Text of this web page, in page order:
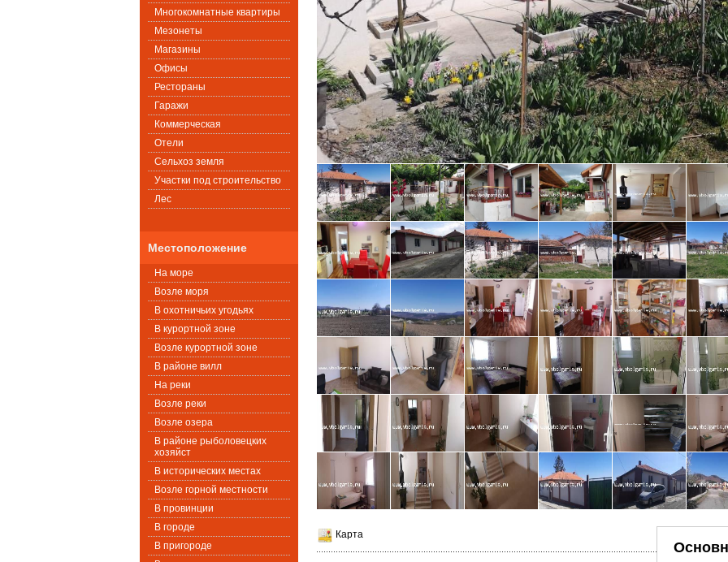
Многокомнатные квартиры
Мезонеты
Магазины
Офисы
Рестораны
Гаражи
Коммерческая
Oтели
Сельхоз земля
Участки под строительство
Лес
Местоположение
На море
Возле моря
В охотничьих угодьях
В курортной зоне
Возле курортной зоне
В районе вилл
На реки
Возле реки
Возле озера
В районе рыболовецких
хозяйст
В исторических местах
Возле горной местности
В провинции
В городе
В пригороде
Карта